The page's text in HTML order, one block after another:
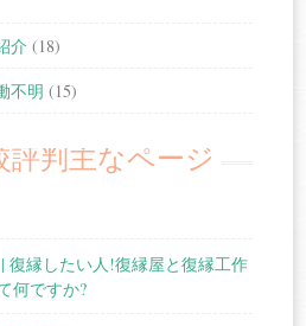
介 (18)
不明 (15)
評判主なページ
| 復縁したい人!復縁屋と復縁工作
何ですか?